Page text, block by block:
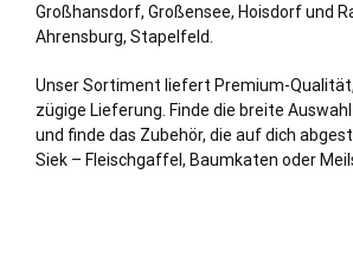
Großhansdorf, Großensee, Hoisdorfund
Ahrensburg, Stapelfeld
Unser Sortiment liefert Premium-
zügige Lieferung. Finde die breite
und finde das Zubehör, die auf dich
Siek – Fleischgaffel, Baumkaten oder